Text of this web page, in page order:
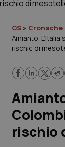
Governo e
Regioni e Asl
Lavoro e
Scienza e
Studi e
QS » Cronache
Amianto.
rischio di
rischio